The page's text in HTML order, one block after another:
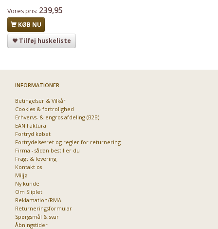
Vores pris: 239,95
KØB NU
Tilføj huskeliste
INFORMATIONER
Betingelser & Vilkår
Cookies & fortrolighed
Erhvervs- & engros afdeling (B2B)
EAN Faktura
Fortryd købet
Fortrydelsesret og regler for returnering
Firma - sådan bestiller du
Fragt & levering
Kontakt os
Miljø
Ny kunde
Om Sliplet
Reklamation/RMA
Returneringsformular
Spørgsmål & svar
Åbningstider